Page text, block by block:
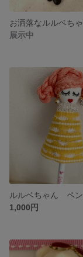
展示中
1,000円